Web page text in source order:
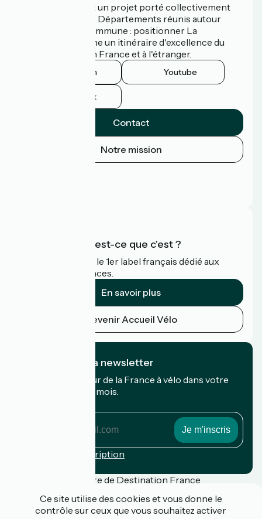
La Vélodyssée est un projet porté collectivement
par 3 Régions et 9 Départements réunis autour
d'une ambition commune : positionner La
Vélodyssée comme un itinéraire d'excellence du
tourisme à vélo en France et à l'étranger.
Instagram Youtube
Facebook
Contact
Notre mission
Accueil Vélo qu'est-ce que c'est ?
Accueil Vélo c'est le 1er label français dédié aux
cyclistes en vacances.
En savoir plus
Devenir Accueil Vélo
Je m'abonne à la newsletter
Recevez le meilleur de la France à vélo dans votre
boîte mail chaque mois.
Conditions d'inscription
Financé dans le cadre de Destination France
Ce site utilise des cookies et vous donne le
contrôle sur ceux que vous souhaitez activer